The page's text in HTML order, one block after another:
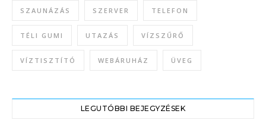
SZAUNÁZÁS SZERVER TELEFON
TÉLI GUMI UTAZÁS VÍZSZŰRŐ
VÍZTISZTÍTÓ WEBÁRUHÁZ ÜVEG
LEGUTÓBBI BEJEGYZÉSEK